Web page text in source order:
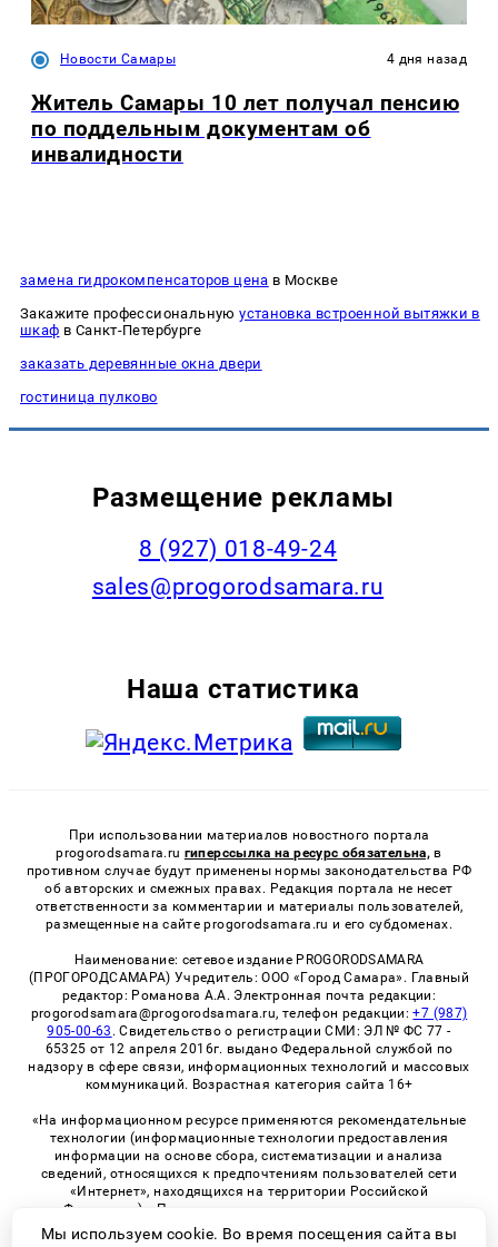
Новости Самары 4 дня назад
Житель Самары 10 лет получал пенсию
по поддельным документам об
инвалидности
замена гидрокомпенсаторов цена в Москве
Закажите профессиональнуюустановка встроенной вытяжки в
шкаф в Санкт-Петербурге
заказать деревянные окна двери
гостиница пулково
Размещение рекламы
8 (927) 018-49-24
sales@progorodsamara.ru
Наша статистика
При использовании материалов новостного портала
progorodsamara.ru гиперссылка на ресурс обязательна, в
противном случае будут применены нормы законодательства РФ
об авторских и смежных правах. Редакция портала не несет
ответственности за комментарии и материалы пользователей,
размещенные на сайте progorodsamara.ru и его субдоменах.
Наименование: сетевое издание PROGORODSAMARA
(ПРОГОРОДСАМАРА) Учредитель: ООО «Город Самара». Главный
редактор: Романова А.А. Электронная почта редакции:
progorodsamara@progorodsamara.ru, телефон редакции:+7 (987)
905-00-63 . Свидетельство о регистрации СМИ: ЭЛ № ФС 77 -
65325 от 12 апреля 2016г. выдано Федеральной службой по
надзору в сфере связи, информационных технологий и массовых
коммуникаций. Возрастная категория сайта 16+
«На информационном ресурсе применяются рекомендательные
технологии (информационные технологии предоставления
информации на основе сбора, систематизации и анализа
сведений, относящихся к предпочтениям пользователей сети
«Интернет», находящихся на территории Российской
Федерации)». Правила применения рекомендательных
технологий в виджетах рекламно-обменной сети
«СМИ2» (PDF)
Мы используем cookie. Во время посещения сайта вы